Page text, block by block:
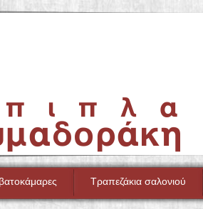
Τραπεζάκια σαλονιού